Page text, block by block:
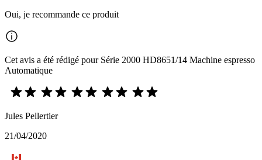
Oui, je recommande ce produit
Cet avis a été rédigé pour Série 2000 HD8651/14 Machine espresso
Automatique
Jules Pellertier
21/04/2020